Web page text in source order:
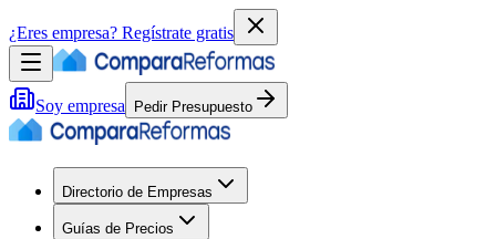
¿Eres empresa? Regístrate gratis
Soy empresa Pedir Presupuesto
Directorio de Empresas
Guías de Precios